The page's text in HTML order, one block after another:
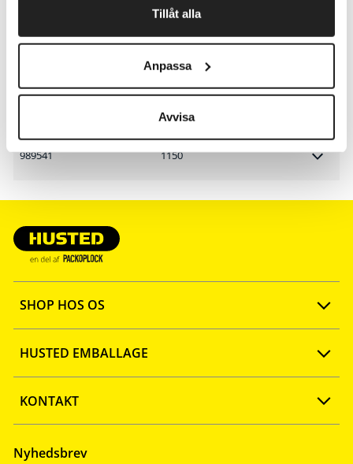
Tillåt alla
Anpassa
Avvisa
Format (mm)
989541 1150
SHOP HOS OS
Opret konto
FAQ
HUSTED EMBALLAGE
Ny webshop
KONTAKT
Tlf: 57 67 46 40
Nyhedsbrev